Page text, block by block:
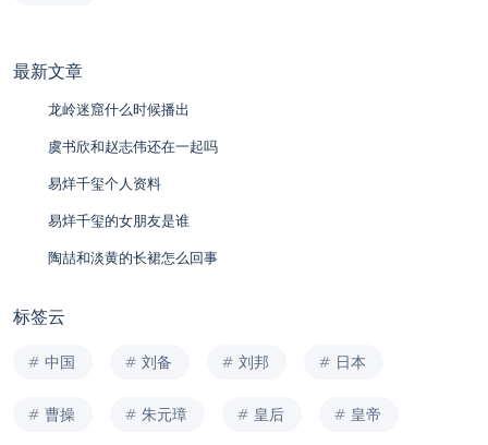
最新文章
龙岭迷窟什么时候播出
虞书欣和赵志伟还在一起吗
易烊千玺个人资料
易烊千玺的女朋友是谁
陶喆和淡黄的长裙怎么回事
标签云
中国 刘备 刘邦 日本
曹操 朱元璋 皇后 皇帝